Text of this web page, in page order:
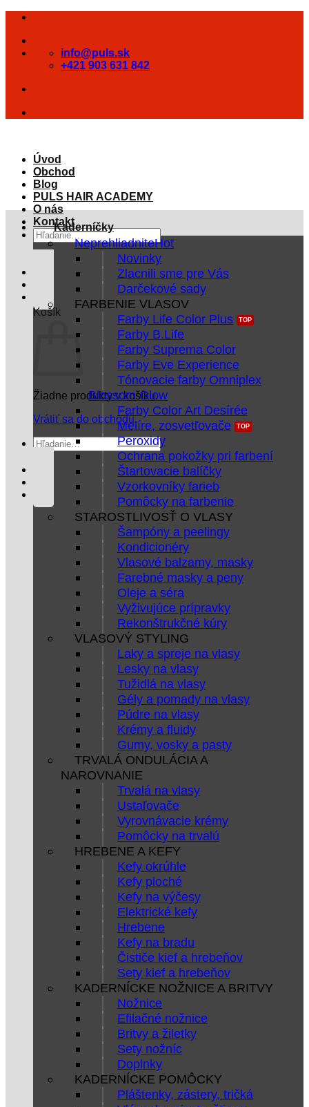
Skip
content
info@puls.sk
+421 903 631 842
Úvod
Obchod
Blog
PULS HAIR ACADEMY
O nás
Kontakt
Hľadať:
Košík
Žiadne produkty v košíku.
Vrátiť sa do obchodu
Hľadať:
Kaderníčky
Neprehliadnite
Novinky
Zlacnili sme pre Vás
Darčekové sady
FARBENIE VLASOV
Farby Life Color Plus
Farby B.Life
Farby Suprema Color
Farby Eve Experience
Tónovacie farby Omniplex
Blossom Glow
Farby Color Art Desírée
Melíre, zosvetľovače
Peroxidy
Ochrana pokožky pri farbení
Štartovacie balíčky
Vzorkovníky farieb
Pomôcky na farbenie
STAROSTLIVOSŤ O VLASY
Šampóny a peelingy
Kondicionéry
Vlasové balzamy, masky
Farebné masky a peny
Oleje a séra
Vyživujúce prípravky
Rekonštrukčné kúry
VLASOVÝ STYLING
Laky a spreje na vlasy
Lesky na vlasy
Tužidlá na vlasy
Gély a pomady na vlasy
Púdre na vlasy
Krémy a fluidy
Gumy, vosky a pasty
TRVALÁ ONDULÁCIA A
NAROVNANIE
Trvalá na vlasy
Ustaľovače
Vyrovnávacie krémy
Pomôcky na trvalú
HREBENE A KEFY
Kefy okrúhle
Kefy ploché
Kefy na výčesy
Elektrické kefy
Hrebene
Kefy na bradu
Čističe kief a hrebeňov
Sety kief a hrebeňov
KADERNÍCKE NOŽNICE A BRITVY
Nožnice
Efilačné nožnice
Britvy a žiletky
Sety nožníc
Doplnky
KADERNÍCKE POMÔCKY
Pláštenky, zástery, tričká